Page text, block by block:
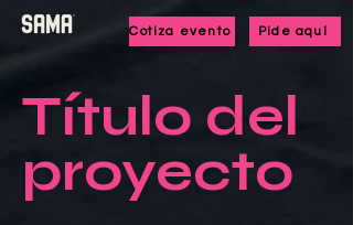
Cotiza evento Pide aquí
Título del
proyecto